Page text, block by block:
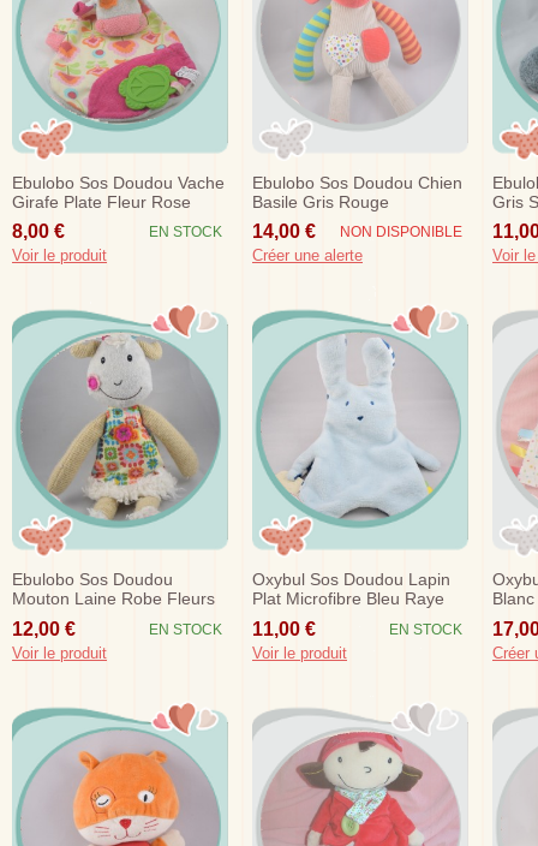
Ebulobo Sos Doudou Vache
Girafe Plate Fleur Rose
8,00 € EN STOCK
Voir le produit
Ebulobo Sos Doudou Chien
Basile Gris Rouge
14,00 € NON DISPONIBLE
Créer une alerte
Gris
Voir
Ebulobo Sos Doudou
Mouton Laine Robe Fleurs
12,00 € EN STOCK
Voir le produit
Oxybul Sos Doudou Lapin
Plat Microfibre Bleu Raye
Dentition
11,00 € EN STOCK
Voir le produit Créer